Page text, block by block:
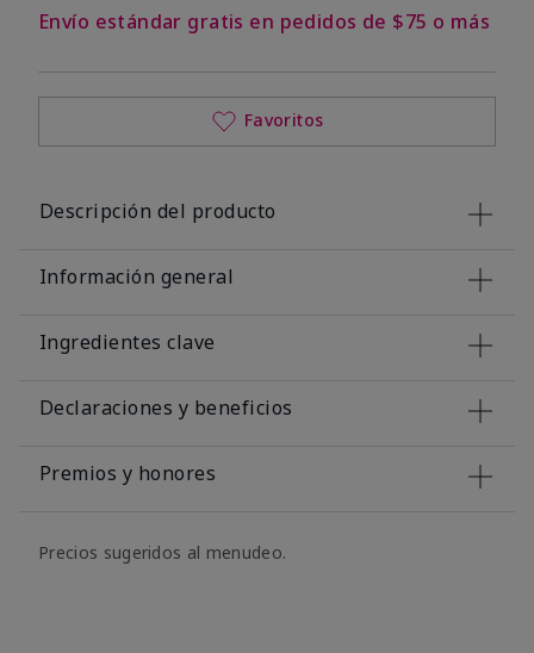
Envío estándar gratis en pedidos de $75 o más
Favoritos
Descripción del producto
Información general
Ingredientes clave
Declaraciones y beneficios
Premios y honores
Precios sugeridos al menudeo.